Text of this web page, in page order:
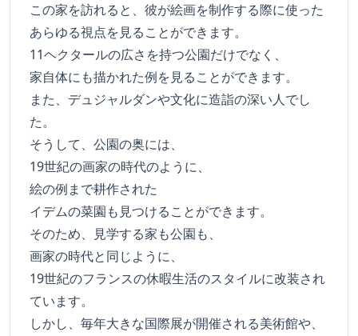
この家を訪れると、彼が絵画を制作する際に使った
あらゆる視点を見ることができます。
11ヘクタールの広さを持つ公園だけでなく、
家自体にも描かれた例を見ることができます。
また、デュジャルダンや文化に造詣の深い人でし
た。
そうして、公園の奥には、
19世紀の画家の時代のように、
絵の例まで耕作された
イデムの菜園も見つけることができます。
そのため、見学する家も公園も、
画家の時代と同じように、
19世紀のフランスの休暇生活のスタイルに改装され
ています。
しかし、毎年大きな国際展が開催される美術館や、